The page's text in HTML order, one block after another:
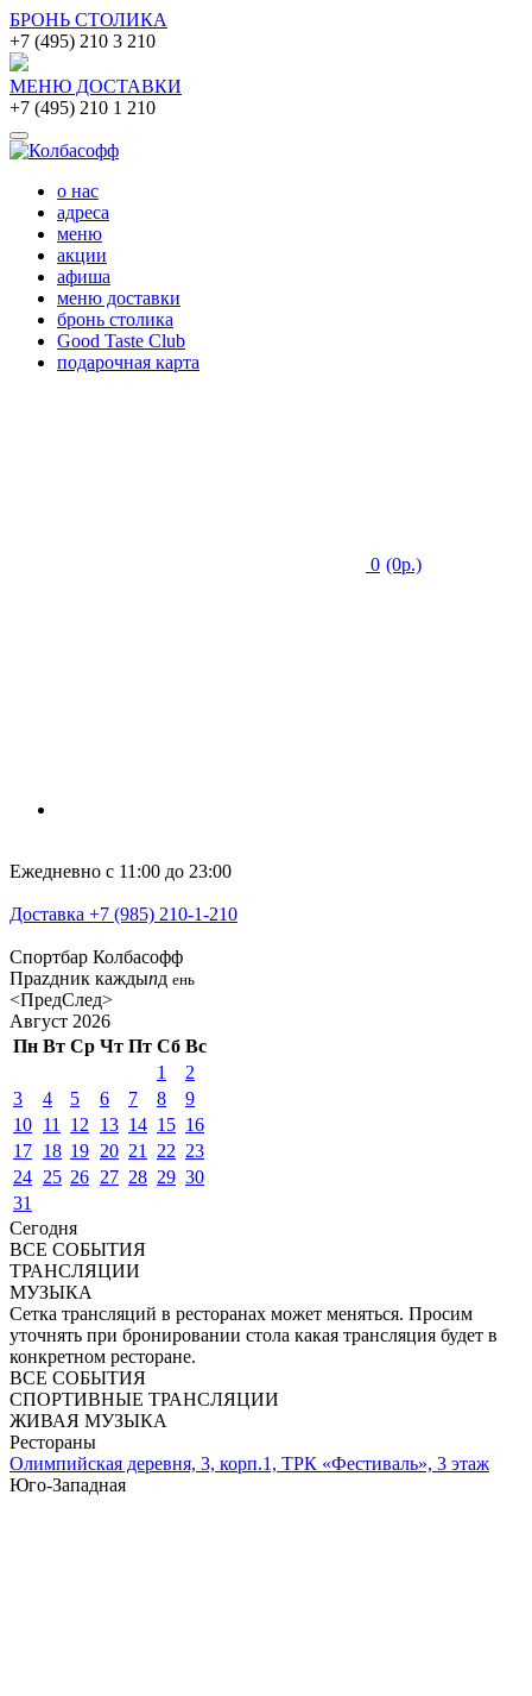
БРОНЬ СТОЛИКА
+7 (495) 210 3 210
МЕНЮ ДОСТАВКИ
+7 (495) 210 1 210
о нас
адреса
меню
акции
афиша
меню доставки
бронь столика
Good Taste Club
подарочная карта
0 (0р.)
Ежедневно с 11:00 до 23:00
Доставка +7 (985) 210-1-210
Спортбар Колбасофф
Праzдник каждыnд ень
<ПредСлед>
Август 2026
Пн Вт Ср Чт Пт Сб Вс
1
2
3
4 5 6 7 8
9
10 11 12 13 14 15 16
17 18 19 20 21 22 23
24 25 26 27 28 29 30
31
Сегодня
ВСЕ СОБЫТИЯ
ТРАНСЛЯЦИИ
МУЗЫКА
Сетка трансляций в ресторанах может меняться. Просим
уточнять при бронировании стола какая трансляция будет в
конкретном ресторане.
ВСЕ СОБЫТИЯ
СПОРТИВНЫЕ ТРАНСЛЯЦИИ
ЖИВАЯ МУЗЫКА
Рестораны
Олимпийская деревня, 3, корп.1, ТРК «Фестиваль», 3 этаж
Юго-Западная